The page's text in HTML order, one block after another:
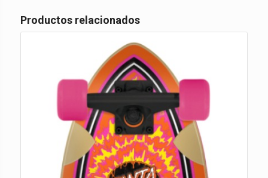
Productos relacionados